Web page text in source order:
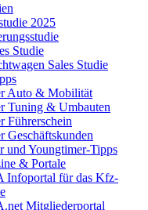
2025
Studie
Sales Studie
Auto & Mobilität
Tuning & Umbauten
Führerschein
Geschäftskunden
und Youngtimer-Tipps
& Portale
Infoportal für das Kfz-
Mitgliederportal